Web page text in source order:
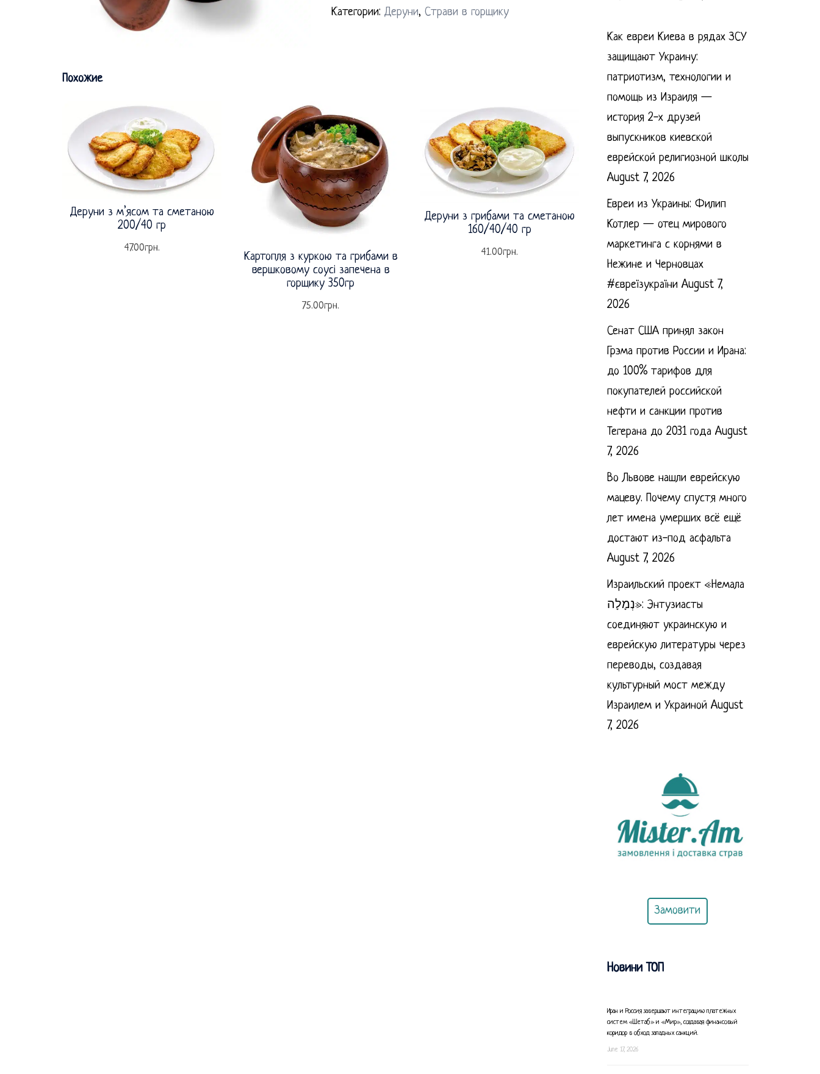
Категории: Деруни, Страви в горщику
Похожие
Деруни з м’ясом та сметаною
200/40 гр
47.00грн.
Картопля з куркою та грибами в
вершковому соусі запечена в
горщику 350гр
75.00грн.
Деруни з грибами та сметаною
160/40/40 гр
41.00грн.
Как евреи Киева в рядах ЗСУ
защищают Украину:
патриотизм, технологии и
помощь из Израиля —
история 2-х друзей
выпускников киевской
еврейской религиозной школы
August 7, 2026
Евреи из Украины: Филип
Котлер — отец мирового
маркетинга с корнями в
Нежине и Черновцах
#євреїзукраїни August 7,
2026
Сенат США принял закон
Грэма против России и Ирана:
до 100% тарифов для
покупателей российской
нефти и санкции против
Тегерана до 2031 года August
7, 2026
Во Львове нашли еврейскую
мацеву. Почему спустя много
лет имена умерших всё ещё
достают из-под асфальта
August 7, 2026
Израильский проект «Немала
נְמָלָה»: Энтузиасты
соединяют украинскую и
еврейскую литературы через
переводы, создавая
культурный мост между
Израилем и Украиной August
7, 2026
Замовити
Новини ТОП
Иран и Россия завершают интеграцию платежных
систем «Шетаб» и «Мир», создавая финансовый
коридор в обход западных санкций.
June 17, 2026